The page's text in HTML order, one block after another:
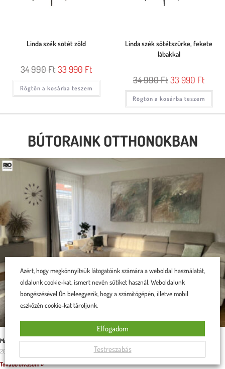
Linda szék sötét zöld
34 990Ft33 990 Ft
Rögtön a kosárba teszem
Linda szék sötétszürke, fekete
lábakkal
34 990Ft33 990 Ft
Rögtön a kosárba teszem
BÚTORAINK OTTHONOKBAN
Malaga U alakú kanapé a családi kényelem záloga
2025.11.29.
Tovább olvasom »
Azért, hogy megkönnyítsük látogatóink számára a weboldal használatát,
oldalunk cookie-kat, ismert nevén sütiket használ. Weboldalunk
böngészésével Ön beleegyezik, hogy a számítógépén, illetve mobil
eszközén cookie-kat tároljunk.
Testreszabás
Elfogadom